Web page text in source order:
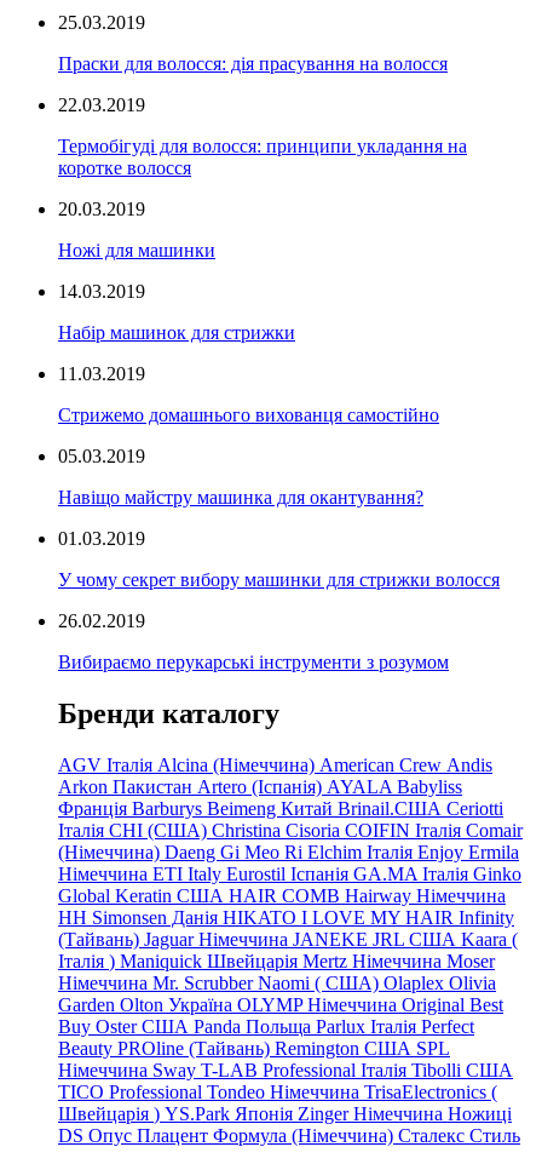
25.03.2019
Праски для волосся: дія прасування на волосся
22.03.2019
Термобігуді для волосся: принципи укладання на
коротке волосся
20.03.2019
Ножі для машинки
14.03.2019
Набір машинок для стрижки
11.03.2019
Стрижемо домашнього вихованця самостійно
05.03.2019
Навіщо майстру машинка для окантування?
01.03.2019
У чому секрет вибору машинки для стрижки волосся
26.02.2019
Вибираємо перукарські інструменти з розумом
Бренди каталогу
AGV Італія Alcina (Німеччина) American Crew Andis
Arkon Пакистан Artero (Іспанія) AYALA Babyliss
Франція Barburys Beimeng Китай Brinail.США Ceriotti
Італія CHI (США) Christina Cisoria COIFIN Італія Comair
(Німеччина) Daeng Gi Meo Ri Elchim Італія Enjoy Ermila
Німеччина ETI Italy Eurostil Іспанія GA.MA Італія Ginko
Global Keratin США HAIR COMB Hairway Німеччина
HH Simonsen Данія HIKATO I LOVE MY HAIR Infinity
(Тайвань) Jaguar Німеччина JANEKE JRL США Kaara (
Італія ) Maniquick Швейцарія Mertz Німеччина Moser
Німеччина Mr. Scrubber Naomi ( США) Olaplex Olivia
Garden Olton Україна OLYMP Німеччина Original Best
Buy Oster США Panda Польща Parlux Італія Perfect
Beauty PROline (Тайвань) Remington США SPL
Німеччина Sway T-LAB Professional Італія Tibolli США
TICO Professional Tondeo Німеччина TrisaElectronics (
Швейцарія ) YS.Park Японія Zinger Німеччина Ножиці
DS Опус Плацент Формула (Німеччина) Сталекс Стиль